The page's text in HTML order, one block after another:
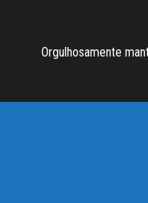
Orgulhosamente